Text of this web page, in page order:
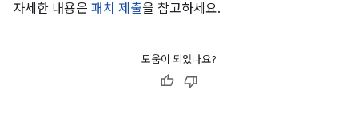
자세한 내용은 패치 제출을 참고하세요.
도움이 되었나요?